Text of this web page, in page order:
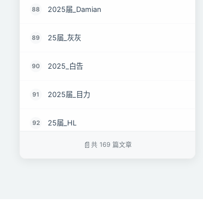
88 2025届_Damian
89 25届_灰灰
90 2025_白告
91 2025届_目力
92 25届_HL
共 169 篇文章